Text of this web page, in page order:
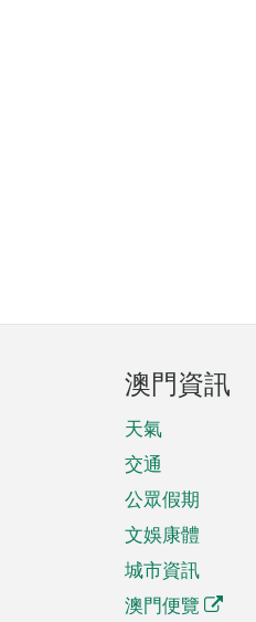
澳門資訊
天氣
交通
公眾假期
文娛康體
城市資訊
澳門便覽